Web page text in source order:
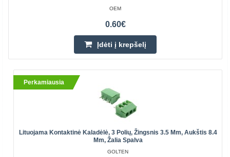
OEM
0.60€
Įdėti į krepšelį
Perkamiausia
Lituojama Kontaktinė Kaladėlė, 3 Polių, Žingsnis 3.5 Mm, Aukštis 8.4
Mm, Žalia Spalva
GOLTEN